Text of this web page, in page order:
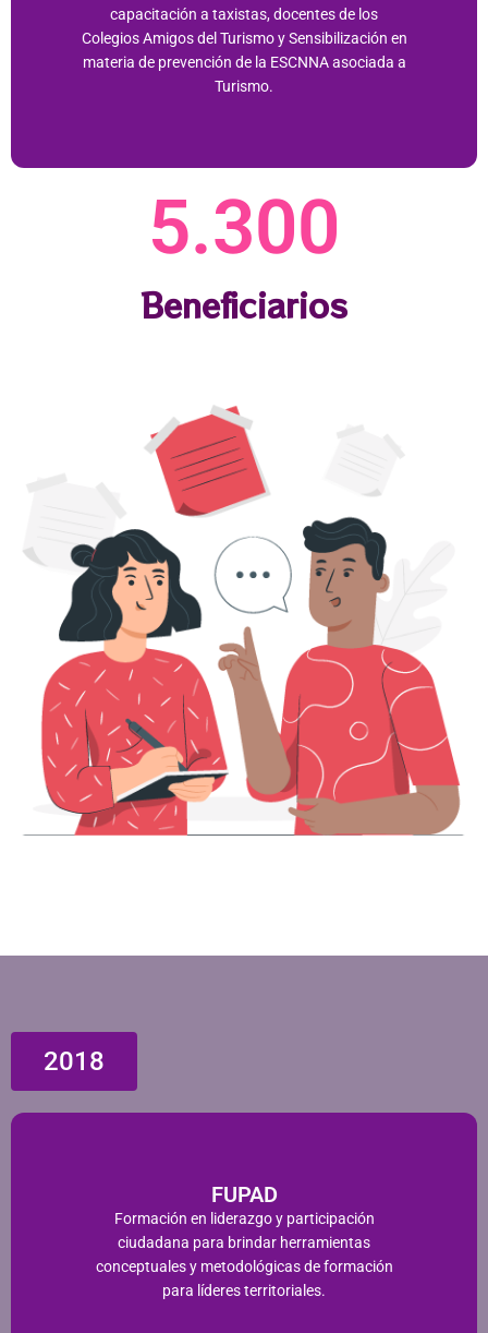
capacitación a taxistas, docentes de los
Colegios Amigos del Turismo y Sensibilización en
materia de prevención de la ESCNNA asociada a
Turismo.​
Beneficiarios
5.300
2018
FUPAD​
Formación en liderazgo y participación
ciudadana para brindar herramientas
conceptuales y metodológicas de formación
para líderes territoriales.​